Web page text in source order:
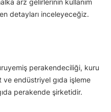
arz gelirlerinin kullanım
detayları inceleyeceğiz.
perakendeciliği, kuru
ve endüstriyel gıda işleme
perakende şirketidir.